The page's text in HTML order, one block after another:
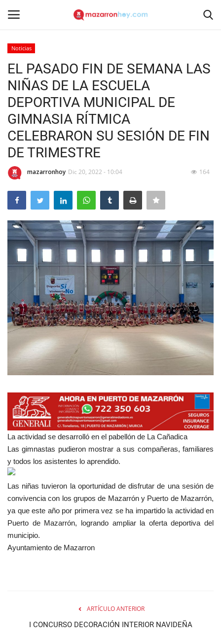
Inicio
Contacto
Noticias
Entrevistas
Empresas
Mapa de Mazarrón
Vídeos
Galerías
Contacto
Empresas
Noticias
EL PASADO FIN DE SEMANA LAS
NIÑAS DE LA ESCUELA
DEPORTIVA MUNICIPAL DE
GIMNASIA RÍTMICA
CELEBRARON SU SESIÓN DE FIN
DE TRIMESTRE
mazarronhoy Dic 20, 2022 - 10:04 164
La actividad se desarrolló en el pabellón de La Cañadica
Las gimnastas pudieron mostrar a sus compañeras, familiares
y todos los asistentes lo aprendido.
Las niñas tuvieron la oportunidad de disfrutar de una sesión de
convivencia con los grupos de Mazarrón y Puerto de Mazarrón,
ya que este año por primera vez se ha impartido la actividad en
Puerto de Mazarrón, logrando ampliar la oferta deportiva del
municipio.
Ayuntamiento de Mazarron
ARTÍCULO ANTERIOR
I CONCURSO DECORACIÓN INTERIOR NAVIDEÑA